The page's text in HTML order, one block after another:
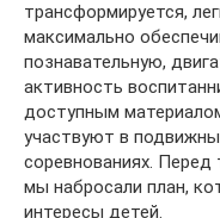
трансформируется,
максимально
познавательную,
активность
доступным
участвуют в
соревнованиях. Перед
мы набросали план,
интересы детей.